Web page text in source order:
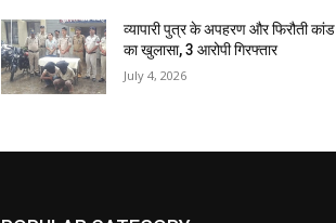
व्यापारी पुत्र के अपहरण और फिरौती कांड
का खुलासा, 3 आरोपी गिरफ्तार
July 4, 2026